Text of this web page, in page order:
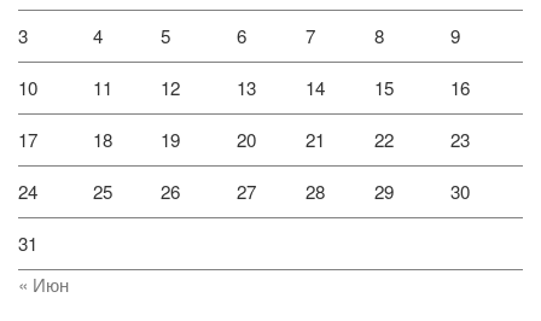
3 4 5 6 7 8 9
10 11 12 13 14 15 16
17 18 19 20 21 22 23
24 25 26 27 28 29 30
31
« Июн